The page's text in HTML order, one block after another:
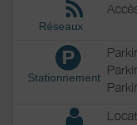
Réseaux
P
Stationnement